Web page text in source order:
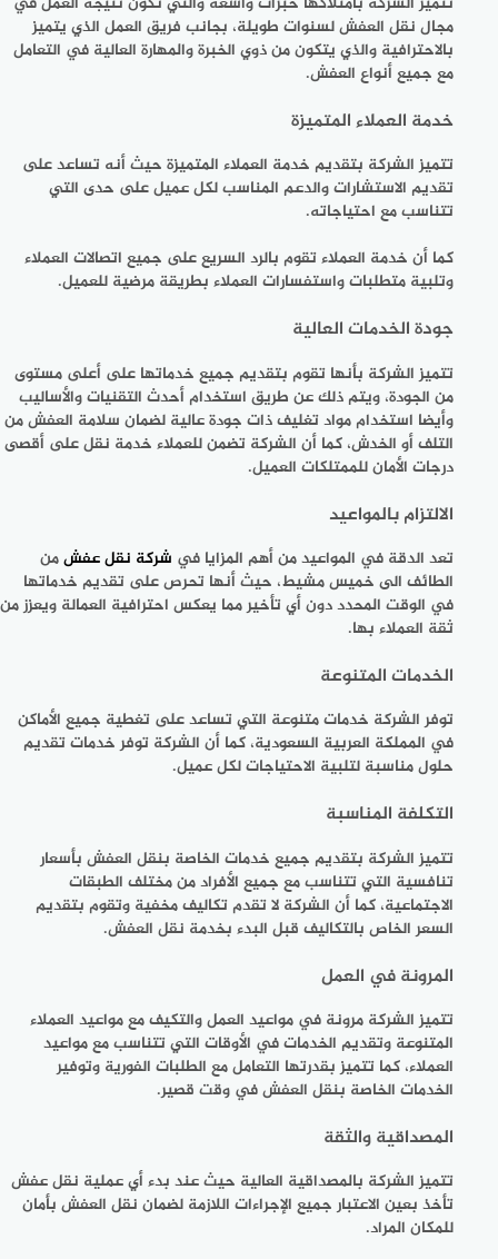
مجال نقل العفش لسنوات طويلة، بجانب فريق العمل الذي يتميز
بالاحترافية والذي يتكون من ذوي الخبرة والمهارة العالية في التعامل
مع جميع أنواع العفش.
خدمة العملاء المتميزة
تتميز الشركة بتقديم خدمة العملاء المتميزة حيث أنه تساعد على
تقديم الاستشارات والدعم المناسب لكل عميل على حدى التي
تتناسب مع احتياجاته.
كما أن خدمة العملاء تقوم بالرد السريع على جميع اتصالات العملاء
وتلبية متطلبات واستفسارات العملاء بطريقة مرضية للعميل.
جودة الخدمات العالية
تتميز الشركة بأنها تقوم بتقديم جميع خدماتها على أعلى مستوى
من الجودة، ويتم ذلك عن طريق استخدام أحدث التقنيات والأساليب
وأيضا استخدام مواد تغليف ذات جودة عالية لضمان سلامة العفش من
التلف أو الخدش، كما أن الشركة تضمن للعملاء خدمة نقل على أقصى
درجات الأمان للممتلكات العميل.
الالتزام بالمواعيد
تعد الدقة في المواعيد من أهم المزايا في شركة نقل عفشمن
الطائف الى خميس مشيط، حيث أنها تحرص على تقديم خدماتها
في الوقت المحدد دون أي تأخير مما يعكس احترافية العمالة ويعزز من
ثقة العملاء بها.
الخدمات المتنوعة
توفر الشركة خدمات متنوعة التي تساعد على تغطية جميع الأماكن
في المملكة العربية السعودية، كما أن الشركة توفر خدمات تقديم
حلول مناسبة لتلبية الاحتياجات لكل عميل.
التكلفة المناسبة
تتميز الشركة بتقديم جميع خدمات الخاصة بنقل العفش بأسعار
تنافسية التي تتناسب مع جميع الأفراد من مختلف الطبقات
الاجتماعية، كما أن الشركة لا تقدم تكاليف مخفية وتقوم بتقديم
السعر الخاص بالتكاليف قبل البدء بخدمة نقل العفش.
المرونة في العمل
تتميز الشركة مرونة في مواعيد العمل والتكيف مع مواعيد العملاء
المتنوعة وتقديم الخدمات في الأوقات التي تتناسب مع مواعيد
العملاء، كما تتميز بقدرتها التعامل مع الطلبات الفورية وتوفير
الخدمات الخاصة بنقل العفش في وقت قصير.
المصداقية والثقة
تتميز الشركة بالمصداقية العالية حيث عند بدء أي عملية نقل عفش
تأخذ بعين الاعتبار جميع الإجراءات اللازمة لضمان نقل العفش بأمان
للمكان المراد.